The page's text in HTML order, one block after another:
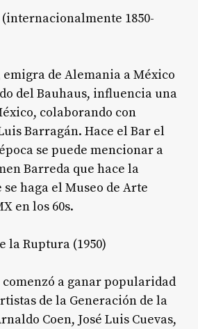
1850-
de Alemania a México
del Bauhaus, influencia una
colaborando con
Barragán. Hace el Bar el
se puede mencionar a
Barreda que hace la
haga el Museo de Arte
en los 60s.
la Ruptura (1950)
a ganar popularidad
de la Generación de la
Coen, José Luis Cuevas,